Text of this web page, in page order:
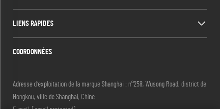
LIENS RAPIDES
COORDONNÉES
Adresse d'exploitation de la marque Shanghai : n°258, Wusong Road, district de
Hongkou, ville de Shanghai, Chine